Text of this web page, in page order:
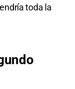
toda la